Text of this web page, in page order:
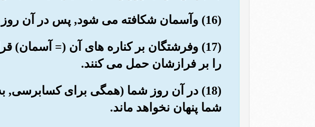
(16) وآسمان شکافته می شود, پس در آن روز سست می گردد (وفرو می ریزد).
(17) وفرشتگان بر کناره های آن (=
را بر فرازشان حمل می کنند.
(18) در آن روز شما (همگی برای کسابرسی,
شما پنهان نخواهد ماند.